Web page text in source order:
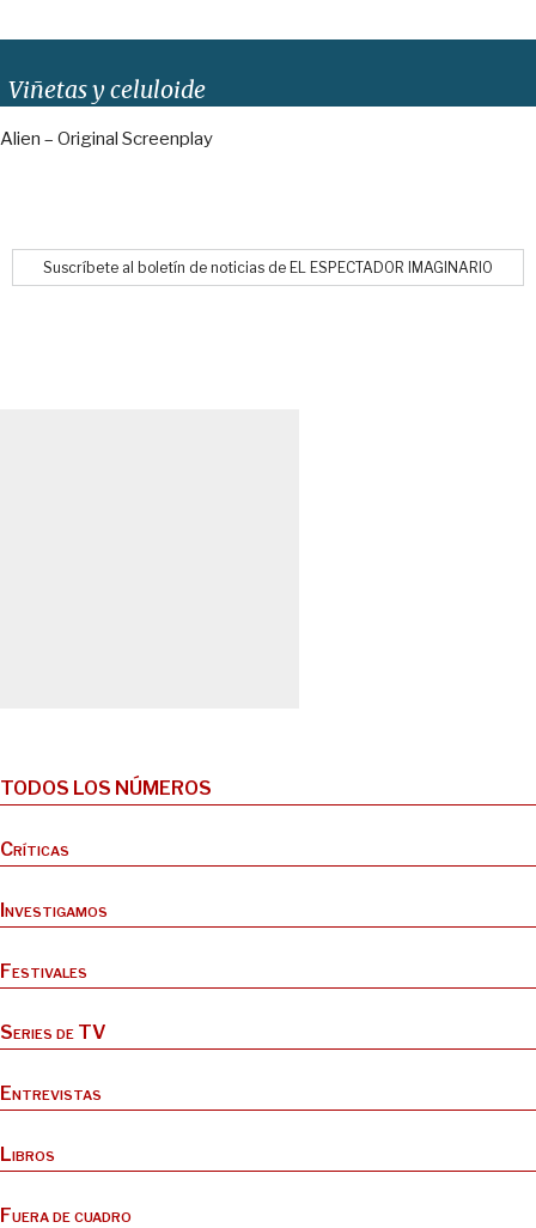
Viñetas y celuloide
Alien – Original Screenplay
Suscríbete al boletín de noticias de EL ESPECTADOR IMAGINARIO
TODOS LOS NÚMEROS
Críticas
Investigamos
Festivales
Series de TV
Entrevistas
Libros
Fuera de cuadro